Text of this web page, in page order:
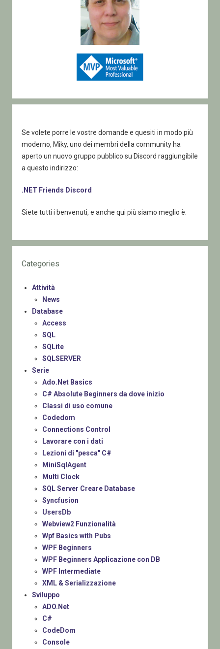
Se volete porre le vostre domande e quesiti in modo più
moderno, Miky, uno dei membri della community ha
aperto un nuovo gruppo pubblico su Discord raggiungibile
a questo indirizzo:
.NET Friends Discord
Siete tutti i benvenuti, e anche qui più siamo meglio è.
Categories
Attività
News
Database
Access
SQL
SQLite
SQLSERVER
Serie
Ado.Net Basics
C# Absolute Beginners da dove inizio
Classi di uso comune
Codedom
Connections Control
Lavorare con i dati
Lezioni di "pesca" C#
MiniSqlAgent
Multi Clock
SQL Server Creare Database
Syncfusion
UsersDb
Webview2 Funzionalità
Wpf Basics with Pubs
WPF Beginners
WPF Beginners Applicazione con DB
WPF Intermediate
XML & Serializzazione
Sviluppo
ADO.Net
C#
CodeDom
Console